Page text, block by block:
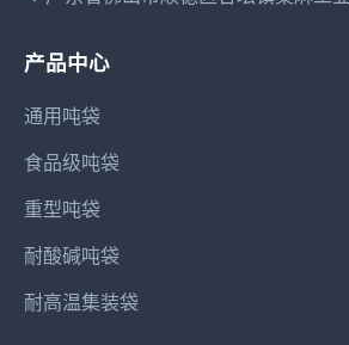
产品中心
通用吨袋
食品级吨袋
重型吨袋
耐酸碱吨袋
耐高温集装袋